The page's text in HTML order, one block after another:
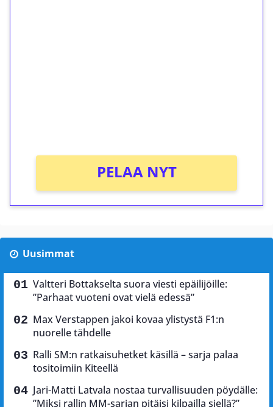
PELAA NYT
Uusimmat
Valtteri Bottakselta suora viesti epäilijöille:
”Parhaat vuoteni ovat vielä edessä”
Max Verstappen jakoi kovaa ylistystä F1:n
nuorelle tähdelle
Ralli SM:n ratkaisuhetket käsillä – sarja palaa
tositoimiin Kiteellä
Jari-Matti Latvala nostaa turvallisuuden pöydälle:
”Miksi rallin MM-sarjan pitäisi kilpailla siellä?”